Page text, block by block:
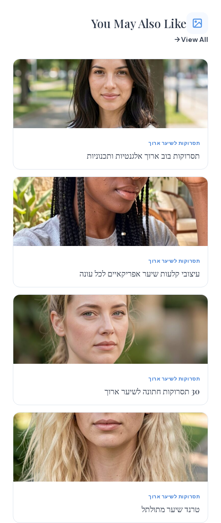
You May Also Like
View All
תסרוקות לשיער ארוך
תסרוקות בוב ארוך אלגנטיות ותכנוניות
תסרוקות לשיער ארוך
עיצובי קלעות שיער אפריקאיים לכל עונה
תסרוקות לשיער ארוך
30 תסרוקות חתונה לשיער ארוך
תסרוקות לשיער ארוך
טרנד שיער מתולתל